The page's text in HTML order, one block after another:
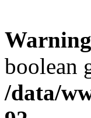
Warning
boolean
/data/